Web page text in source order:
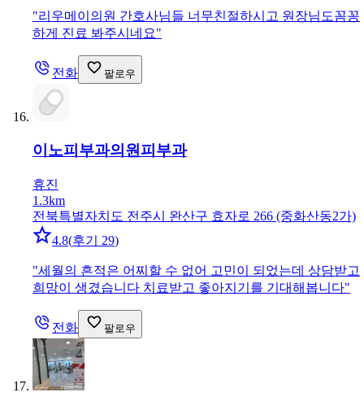
"리우메이의원 간호사님들 너무친절하시고 원장님도꼼꽁
하게 진료 봐주시네요"
전화 팔로우
이노피부과의원 피부과
휴진
1.3km
전북특별자치도 전주시 완산구 효자로 266 (중화산동2가)
4.8(후기 29)
"세월의 흔적은 어찌할 수 없어 고민이 되었는데 상담받고
희망이 생겼습니다 치료받고 좋아지기를 기대해봅니다"
전화 팔로우